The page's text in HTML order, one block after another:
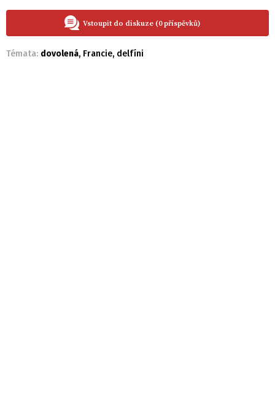
Vstoupit do diskuze (0 příspěvků)
Témata: dovolená, Francie, delfíni